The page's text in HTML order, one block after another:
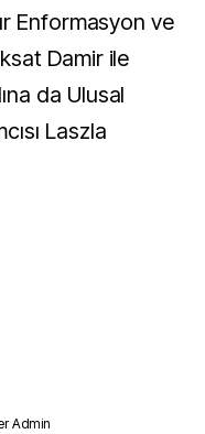
Enformasyon ve
Damir ile
da Ulusal
Laszla
Admin